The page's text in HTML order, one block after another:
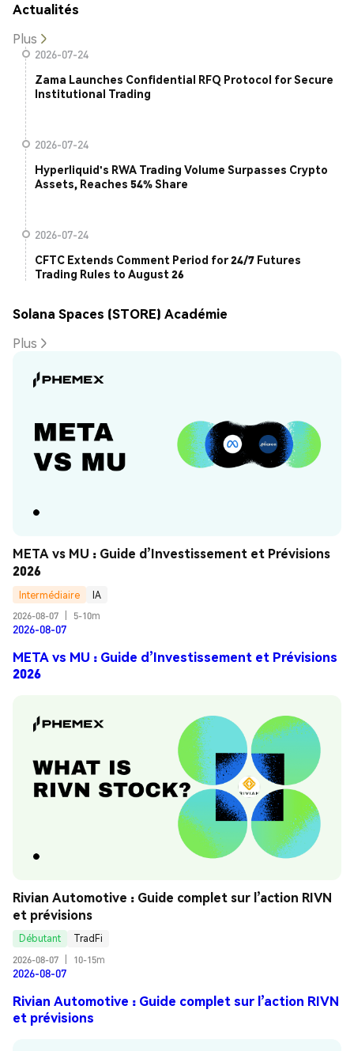
Actualités
Plus
2026-07-24
Zama Launches Confidential RFQ Protocol for Secure
Institutional Trading
2026-07-24
Hyperliquid's RWA Trading Volume Surpasses Crypto
Assets, Reaches 54% Share
2026-07-24
CFTC Extends Comment Period for 24/7 Futures
Trading Rules to August 26
Solana Spaces (STORE) Académie
Plus
META vs MU : Guide d’Investissement et Prévisions
2026
Intermédiaire
IA
2026-08-07
5-10m
2026-08-07
META vs MU : Guide d’Investissement et Prévisions
2026
Rivian Automotive : Guide complet sur l’action RIVN
et prévisions
Débutant
TradFi
2026-08-07
10-15m
2026-08-07
Rivian Automotive : Guide complet sur l’action RIVN
et prévisions